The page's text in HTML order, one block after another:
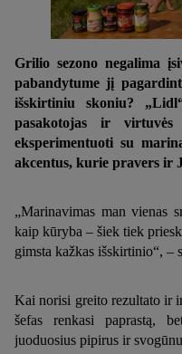
Grilio sezono negalima
pabandytume jį
išskirtiniu skoniu?
pasakotojas ir virtuvės
eksperimentuoti su
akcentus, kurie pravers ir
„Marinavimas man vienas
kaip kūryba – šiek tiek
gimsta kažkas išskirtinio“, –
Kai norisi greito rezultato ir
šefas renkasi paprastą,
juoduosius pipirus ir